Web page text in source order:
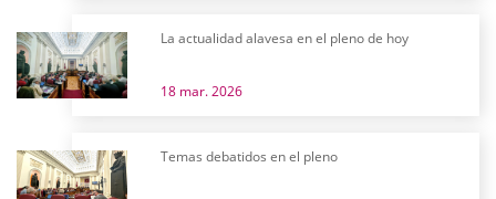
La actualidad alavesa en el pleno de hoy
18 mar. 2026
Temas debatidos en el pleno